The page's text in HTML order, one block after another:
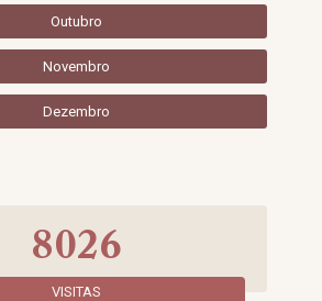
8026
VISITAS
Outubro
Novembro
Dezembro